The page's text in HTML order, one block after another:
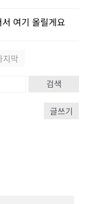
여기 올릴게요
지막
검색
글쓰기